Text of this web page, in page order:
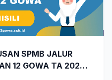
SPMB JALUR
12 GOWA TA 2026-